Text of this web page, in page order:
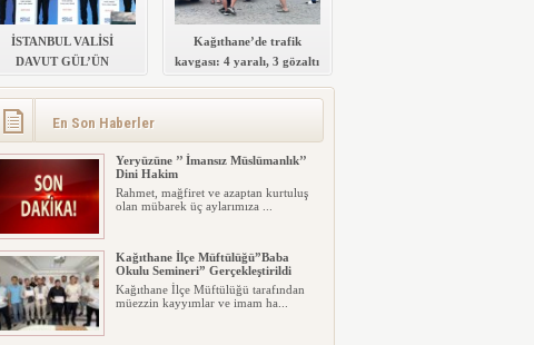
İSTANBUL VALİSİ
DAVUT GÜL’ÜN
SELİM POLİS
MERKEZİ’NİN TEMELİ
ATILDI
Kağıthane’de trafik
kavgası: 4 yaralı, 3 gözaltı
En Son Haberler
Yeryüzüne ’’ İmansız Müslümanlık’’
Dini Hakim
Rahmet, mağfiret ve azaptan kurtuluş
olan mübarek üç aylarımıza ...
Kağıthane İlçe Müftülüğü”Baba
Okulu Semineri” Gerçekleştirildi
Kağıthane İlçe Müftülüğü tarafından
müezzin kayyımlar ve imam ha...